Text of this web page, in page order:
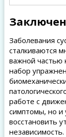
Заболевания
сталкиваются
важной частью
набор
работе с
симптомы, но и
восстановить
независимость.